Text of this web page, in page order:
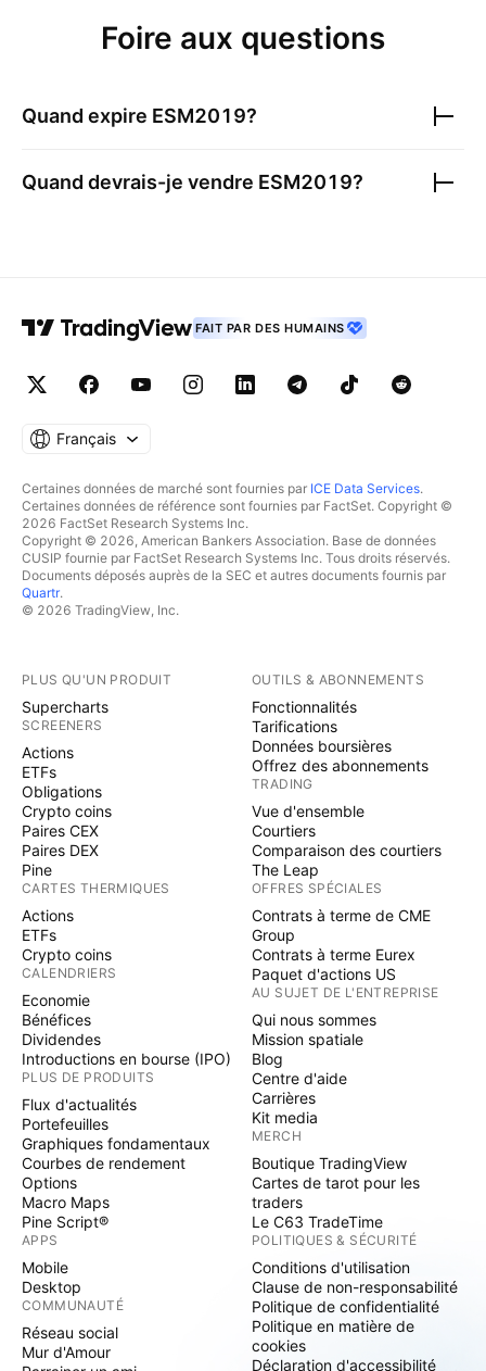
Foire aux questions
Quand expire ESM2019?
Quand devrais-je vendre ESM2019?
FAIT PAR DES HUMAINS
Français
Certaines données de marché sont fournies par ICE Data Services.
Certaines données de référence sont fournies par FactSet. Copyright ©
2026 FactSet Research Systems Inc.
Copyright © 2026, American Bankers Association. Base de données
CUSIP fournie par FactSet Research Systems Inc. Tous droits réservés.
Documents déposés auprès de la SEC et autres documents fournis par
Quartr.
© 2026 TradingView, Inc.
PLUS QU'UN PRODUIT
Supercharts
SCREENERS
Actions
ETFs
Obligations
Crypto coins
Paires CEX
Paires DEX
Pine
CARTES THERMIQUES
Actions
ETFs
Crypto coins
CALENDRIERS
Economie
Bénéfices
Dividendes
Introductions en bourse (IPO)
PLUS DE PRODUITS
Flux d'actualités
Portefeuilles
Graphiques fondamentaux
Courbes de rendement
Options
Macro Maps
Pine Script®
APPS
Mobile
Desktop
COMMUNAUTÉ
Réseau social
Mur d'Amour
OUTILS & ABONNEMENTS
Fonctionnalités
Tarifications
Données boursières
Offrez des abonnements
TRADING
Vue d'ensemble
Courtiers
Comparaison des courtiers
The Leap
OFFRES SPÉCIALES
Contrats à terme de CME
Group
Contrats à terme Eurex
Paquet d'actions US
AU SUJET DE L'ENTREPRISE
Qui nous sommes
Mission spatiale
Blog
Centre d'aide
Carrières
Kit media
MERCH
Boutique TradingView
Cartes de tarot pour les
traders
Le C63 TradeTime
POLITIQUES & SÉCURITÉ
Conditions d'utilisation
Clause de non-responsabilité
Politique de confidentialité
Politique en matière de
cookies
Déclaration d'accessibilité